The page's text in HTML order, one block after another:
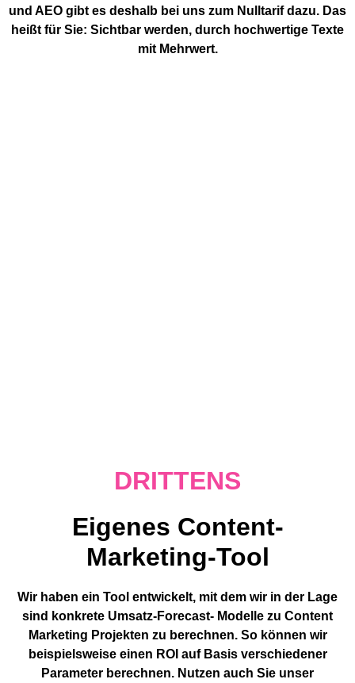
und AEO gibt es deshalb bei uns zum Nulltarif dazu. Das
heißt für Sie: Sichtbar werden, durch hochwertige Texte
mit Mehrwert.
DRITTENS
Eigenes Content-
Marketing-Tool
Wir haben ein Tool entwickelt, mit dem wir in der Lage
sind konkrete Umsatz-Forecast- Modelle zu Content
Marketing Projekten zu berechnen. So können wir
beispielsweise einen ROI auf Basis verschiedener
Parameter berechnen. Nutzen auch Sie unser